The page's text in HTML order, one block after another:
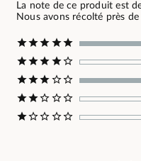
La note de ce produit est
Nous avons récolté près